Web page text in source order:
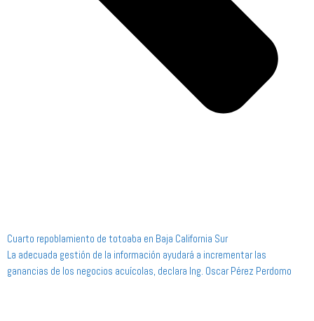
Cuarto repoblamiento de totoaba en Baja California Sur
La adecuada gestión de la información ayudará a incrementar las
ganancias de los negocios acuícolas, declara Ing. Oscar Pérez Perdomo